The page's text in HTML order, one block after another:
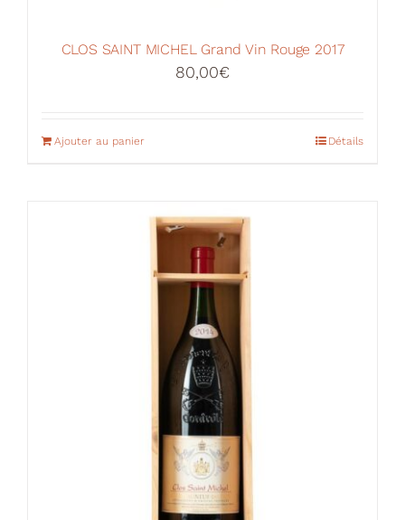
CLOS SAINT MICHEL Grand Vin Rouge 2017
80,00€
Ajouter au panier Détails